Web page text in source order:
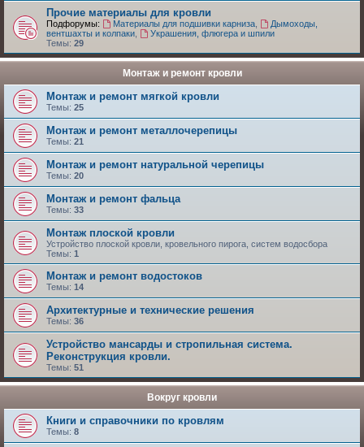
Прочие материалы для кровли
Подфорумы: Материалы для подшивки карниза,
Дымоходы,
вентшахты и колпаки
Украшения, флюгера и шпили
Темы: 29
Монтаж и ремонт кровли
Монтаж и ремонт мягкой кровли
Темы: 25
Монтаж и ремонт металлочерепицы
Темы: 21
Монтаж и ремонт натуральной черепицы
Темы: 20
Монтаж и ремонт фальца
Темы: 33
Монтаж плоской кровли
Устройство плоской кровли, кровельного пирога, систем водосбора
Темы: 1
Монтаж и ремонт водостоков
Темы: 14
Архитектурные и технические решения
Темы: 36
Устройство мансарды и стропильная система.
Реконструкция кровли.
Темы: 51
Вокруг кровли
Книги и справочники по кровлям
Темы: 8